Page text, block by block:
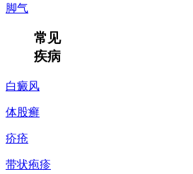
脚气
常见
疾病
白癜风
体股癣
疥疮
带状疱疹